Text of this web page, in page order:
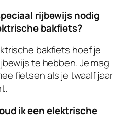
rijbewijs nodig
bakfiets?
bakfiets hoef je
te hebben. Je mag
fietsen als je twaalf jaar
ik een elektrische